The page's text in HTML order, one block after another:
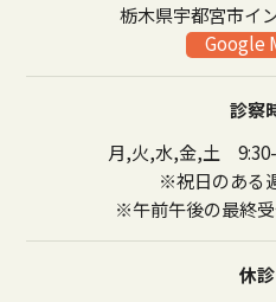
栃木県宇都宮市イ
Google
診察
月,火,水,金,土 9:30-
※祝日のある
※午前午後の最終受
休